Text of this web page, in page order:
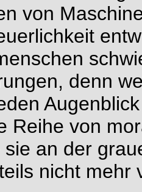
von
denn
Reihe von
an der
nicht mehr